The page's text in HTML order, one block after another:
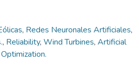
, Redes Neuronales Artificiales,
, Reliability, Wind Turbines, Artificial